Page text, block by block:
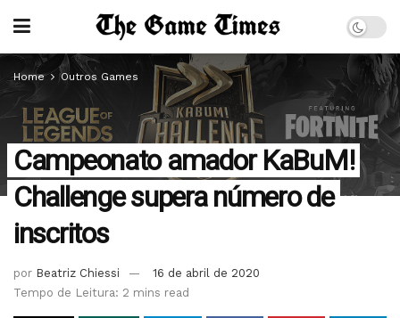
Home Outros Games
Campeonato amador KaBuM!
Challenge supera número de
inscritos
por Beatriz Chiessi
16 de abril de 2020
Tempo de Leitura: 2 mins read